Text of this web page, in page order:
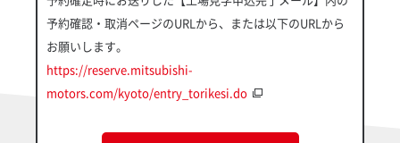
予約確認・取消ページのURLから、または以下のURLから
お願いします。
https://reserve.mitsubishi-
motors.com/kyoto/entry_torikesi.do